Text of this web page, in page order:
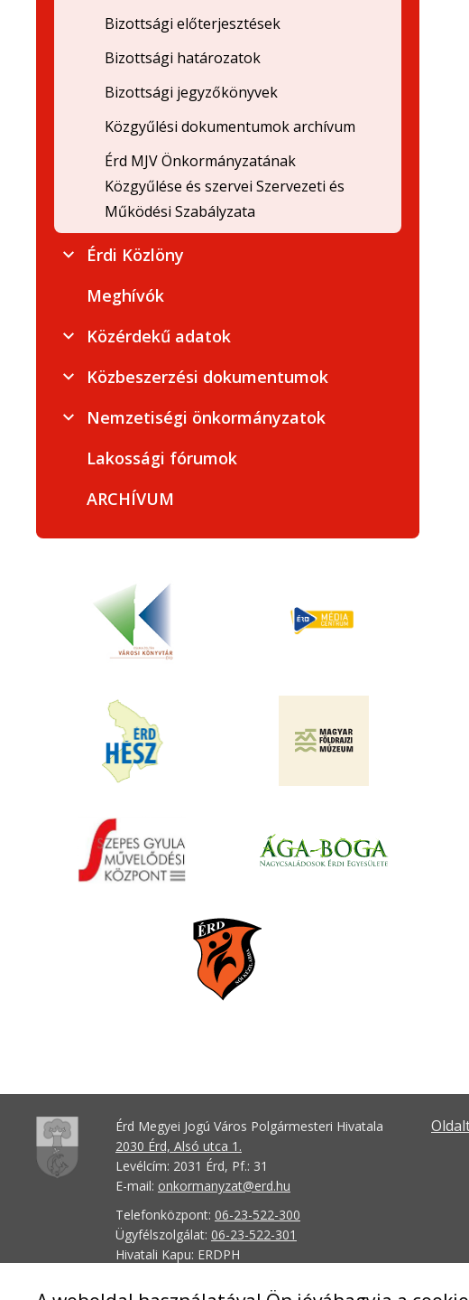
Bizottsági előterjesztések
Bizottsági határozatok
Bizottsági jegyzőkönyvek
Közgyűlési dokumentumok archívum
Érd MJV Önkormányzatának
Közgyűlése és szervei Szervezeti és
Működési Szabályzata
Érdi Közlöny
Meghívók
Közérdekű adatok
Közbeszerzési dokumentumok
Nemzetiségi önkormányzatok
Lakossági fórumok
ARCHÍVUM
Érd Megyei Jogú Város Polgármesteri Hivatala
2030 Érd, Alsó utca 1.
Levélcím: 2031 Érd, Pf.: 31
E-mail: onkormanyzat@erd.hu
Telefonközpont: 06-23-522-300
Ügyfélszolgálat: 06-23-522-301
Hivatali Kapu: ERDPH